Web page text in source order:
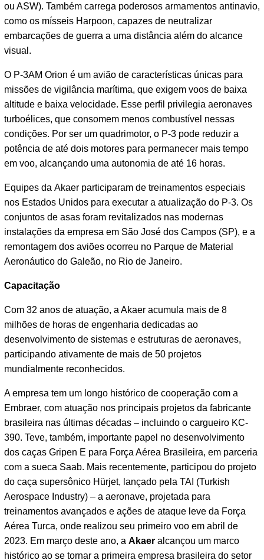
ou ASW). Também carrega poderosos armamentos antinavio,
como os mísseis Harpoon, capazes de neutralizar
embarcações de guerra a uma distância além do alcance
visual.
O P-3AM Orion é um avião de características únicas para
missões de vigilância marítima, que exigem voos de baixa
altitude e baixa velocidade. Esse perfil privilegia aeronaves
turboélices, que consomem menos combustível nessas
condições. Por ser um quadrimotor, o P-3 pode reduzir a
potência de até dois motores para permanecer mais tempo
em voo, alcançando uma autonomia de até 16 horas.
Equipes da Akaer participaram de treinamentos especiais
nos Estados Unidos para executar a atualização do P-3. Os
conjuntos de asas foram revitalizados nas modernas
instalações da empresa em São José dos Campos (SP), e a
remontagem dos aviões ocorreu no Parque de Material
Aeronáutico do Galeão, no Rio de Janeiro.
Capacitação
Com 32 anos de atuação, a Akaer acumula mais de 8
milhões de horas de engenharia dedicadas ao
desenvolvimento de sistemas e estruturas de aeronaves,
participando ativamente de mais de 50 projetos
mundialmente reconhecidos.
A empresa tem um longo histórico de cooperação com a
Embraer, com atuação nos principais projetos da fabricante
brasileira nas últimas décadas – incluindo o cargueiro KC-
390. Teve, também, importante papel no desenvolvimento
dos caças Gripen E para Força Aérea Brasileira, em parceria
com a sueca Saab. Mais recentemente, participou do projeto
do caça supersônico Hürjet, lançado pela TAI (Turkish
Aerospace Industry) – a aeronave, projetada para
treinamentos avançados e ações de ataque leve da Força
Aérea Turca, onde realizou seu primeiro voo em abril de
2023. Em março deste ano, a Akaer alcançou um marco
histórico ao se tornar a primeira empresa brasileira do setor